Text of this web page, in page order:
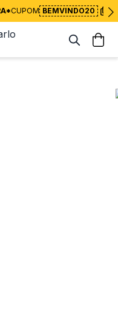
CUPOM BEMVINDO20